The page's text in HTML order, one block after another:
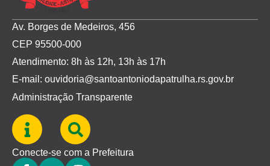
Av. Borges de Medeiros, 456
CEP 95500-000
Atendimento: 8h às 12h, 13h às 17h
E-mail: ouvidoria@santoantoniodapatrulha.rs.gov.br
Administração Transparente
Conecte-se com a Prefeitura